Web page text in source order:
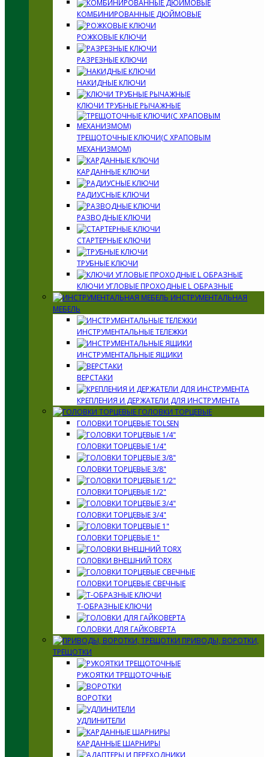
КОМБИНИРОВАННЫЕ ДЮЙМОВЫЕ
РОЖКОВЫЕ КЛЮЧИ
РАЗРЕЗНЫЕ КЛЮЧИ
НАКИДНЫЕ КЛЮЧИ
КЛЮЧИ ТРУБНЫЕ РЫЧАЖНЫЕ
ТРЕЩОТОЧНЫЕ КЛЮЧИ(С ХРАПОВЫМ
МЕХАНИЗМОМ)
КАРДАННЫЕ КЛЮЧИ
РАДИУСНЫЕ КЛЮЧИ
РАЗВОДНЫЕ КЛЮЧИ
СТАРТЕРНЫЕ КЛЮЧИ
ТРУБНЫЕ КЛЮЧИ
КЛЮЧИ УГЛОВЫЕ ПРОХОДНЫЕ L ОБРАЗНЫЕ
ИНСТРУМЕНТАЛЬНАЯ
МЕБЕЛЬ
ИНСТРУМЕНТАЛЬНЫЕ ТЕЛЕЖКИ
ИНСТРУМЕНТАЛЬНЫЕ ЯЩИКИ
ВЕРСТАКИ
КРЕПЛЕНИЯ И ДЕРЖАТЕЛИ ДЛЯ ИНСТРУМЕНТА
ГОЛОВКИ ТОРЦЕВЫЕ
ГОЛОВКИ ТОРЦЕВЫЕ TOLSEN
ГОЛОВКИ ТОРЦЕВЫЕ 1/4"
ГОЛОВКИ ТОРЦЕВЫЕ 3/8"
ГОЛОВКИ ТОРЦЕВЫЕ 1/2"
ГОЛОВКИ ТОРЦЕВЫЕ 3/4"
ГОЛОВКИ ТОРЦЕВЫЕ 1"
ГОЛОВКИ ВНЕШНИЙ TORX
ГОЛОВКИ ТОРЦЕВЫЕ СВЕЧНЫЕ
Т-ОБРАЗНЫЕ КЛЮЧИ
ГОЛОВКИ ДЛЯ ГАЙКОВЕРТА
ПРИВОДЫ, ВОРОТКИ,
ТРЕЩОТКИ
РУКОЯТКИ ТРЕЩОТОЧНЫЕ
ВОРОТКИ
УДЛИНИТЕЛИ
КАРДАННЫЕ ШАРНИРЫ